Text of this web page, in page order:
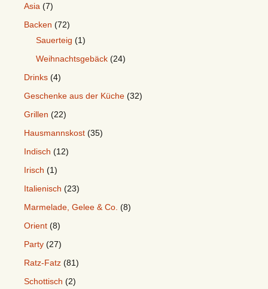
Asia (7)
Backen (72)
Sauerteig (1)
Weihnachtsgebäck (24)
Drinks (4)
Geschenke aus der Küche (32)
Grillen (22)
Hausmannskost (35)
Indisch (12)
Irisch (1)
Italienisch (23)
Marmelade, Gelee & Co. (8)
Orient (8)
Party (27)
Ratz-Fatz (81)
Schottisch (2)